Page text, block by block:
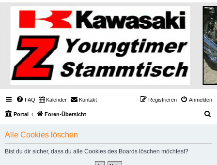
FAQ Kalender Kontakt Anmelden
Registrieren
Portal Foren-Übersicht
Alle Cookies löschen
Bist du dir sicher, dass du alle Cookies des Boards löschen möchtest?